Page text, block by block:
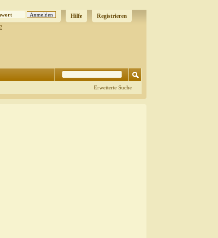
Registrieren
Hilfe
Erweiterte Suche